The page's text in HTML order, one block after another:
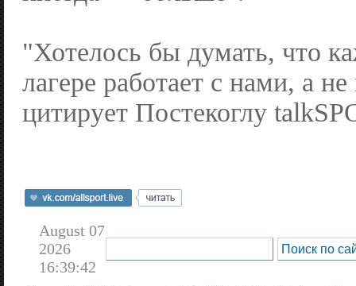
"Хотелось бы думать, что
лагере работает с нами, а
цитирует Постекоглу
August 07
2026
16:39:42